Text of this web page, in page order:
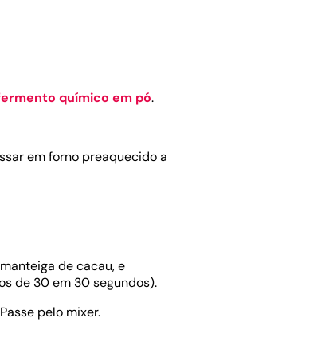
químico em pó.
em forno preaquecido a
de cacau, e
de 30 em 30 segundos).
pelo mixer.